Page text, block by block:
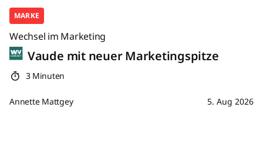
MARKE
Wechsel im Marketing
Vaude mit neuer Marketingspitze
3 Minuten
Annette Mattgey 5. Aug 2026